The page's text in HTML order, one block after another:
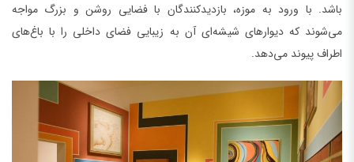
باشد. با ورود به موزه، بازدیدکنندگان با فضایی روشن و بزرگ مواجه
می‌شوند که دیوارهای شیشه‌ای آن به زیبایی فضای داخلی را با باغ‌های
اطراف پیوند می‌دهد.